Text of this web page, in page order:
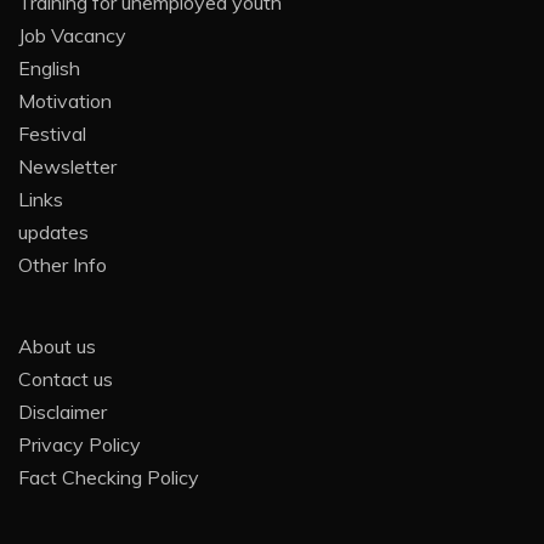
Job Vacancy
English
Motivation
Festival
Newsletter
Links
updates
Other Info
About us
Contact us
Disclaimer
Privacy Policy
Fact Checking Policy